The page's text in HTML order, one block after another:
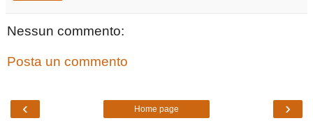
Nessun commento:
Posta un commento
‹ ›
Home page